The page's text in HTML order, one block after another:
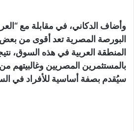
وأضاف الدكاني، في مقابلة مع
البورصة المصرية تعد أقوى من
المنطقة العربية في هذه السوق،
بالمستثمرين المصريين وغالبيتهم من
سيُقدم بصفة أساسية للأفراد في